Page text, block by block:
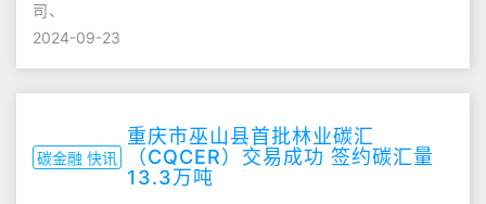
司、
2024-09-23
碳金融 快讯
重庆市巫山县首批林业碳汇
（CQCER）交易成功 签约碳汇量
13.3万吨